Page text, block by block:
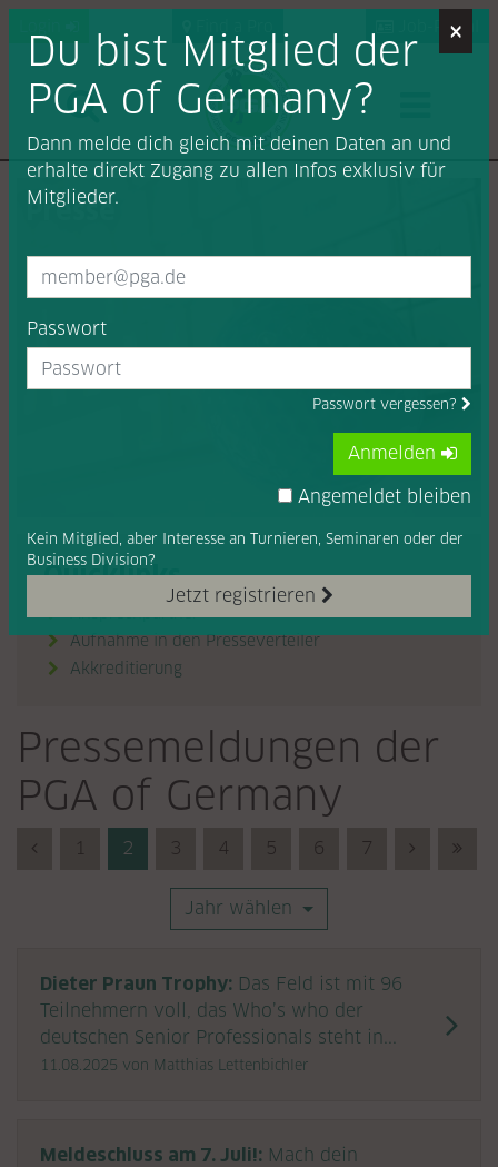
Job-Portal
Presse
Quicklinks
Aufnahme in den Presseverteiler
 Akkreditierung
Pressemeldungen der
PGA of Germany
Previous (Zurück)
1 2 3 4 5 6 7 Next
Jahr wählen
Dieter Praun Trophy: Das Feld ist mit 96
Teilnehmern voll, das Who’s who der
deutschen Senior Professionals steht in...
11.08.2025 von Matthias Lettenbichler
Meldeschluss am 7. Juli!: Mach dein
×
Du bist Mitglied der
PGA of Germany?
Dann melde dich gleich mit deinen Daten an und
erhalte direkt Zugang zu allen Infos exklusiv für
Mitglieder.
Passwort
Passwort vergessen?
Jetzt registrieren
Kein Mitglied, aber Interesse an Turnieren, Seminaren oder der
Business Division?
Anmelden
Angemeldet bleiben